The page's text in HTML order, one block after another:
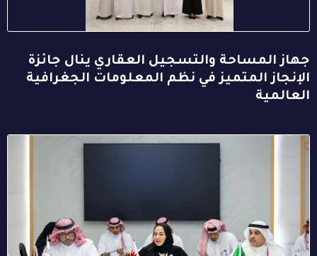
جهاز المساحة والتسجيل العقاري ينال جائزة
الإنجاز المتميز في نظم المعلومات الجغرافية
العالمية